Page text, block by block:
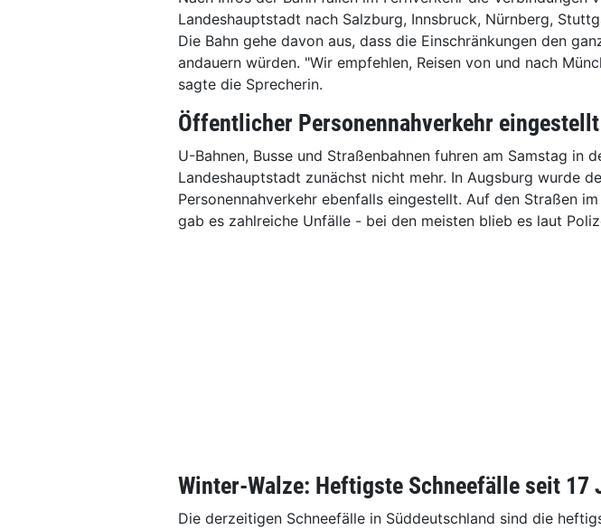
Landeshauptstadt nach Salzburg, Innsbruck, Nürnberg,
Die Bahn gehe davon aus, dass die Einschränkungen den
andauern würden. "Wir empfehlen, Reisen von und nach
sagte die Sprecherin.
Öffentlicher Personennahverkehr eingestellt
U-Bahnen, Busse und Straßenbahnen fuhren am Samstag in
Landeshauptstadt zunächst nicht mehr. In Augsburg wurde
Personennahverkehr ebenfalls eingestellt. Auf den Straßen
gab es zahlreiche Unfälle - bei den meisten blieb es laut
Winter-Walze: Heftigste Schneefälle seit 17
Die derzeitigen Schneefälle in Süddeutschland sind die